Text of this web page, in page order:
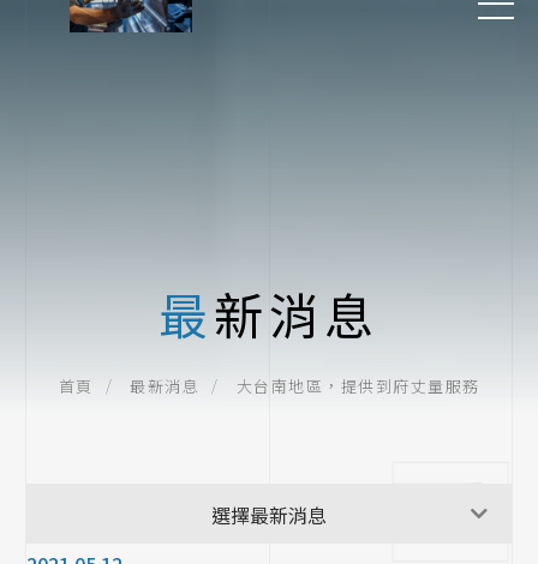
最新消息
首頁 最新消息 大台南地區，提供到府丈量服務
選擇最新消息